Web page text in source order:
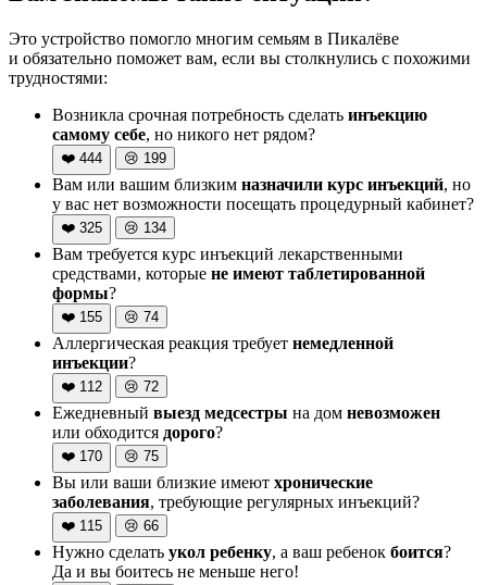
Это устройство помогло многим семьям в Пикалёве
и обязательно поможет вам, если вы столкнулись с похожими
трудностями:
Возникла срочная потребность сделать инъекцию
самому себе, но никого нет рядом?
❤️ 444 😢 199
Вам или вашим близким назначили курс инъекций, но
у вас нет возможности посещать процедурный кабинет?
❤️ 325 😢 134
Вам требуется курс инъекций лекарственными
средствами, которые не имеют таблетированной
формы?
❤️ 155 😢 74
Аллергическая реакция требует немедленной
инъекции?
❤️ 112 😢 72
Ежедневный выезд медсестры на дом невозможен
или обходится дорого?
❤️ 170 😢 75
Вы или ваши близкие имеют хронические
заболевания, требующие регулярных инъекций?
❤️ 115 😢 66
Нужно сделать укол ребенку, а ваш ребенок боится?
Да и вы боитесь не меньше него!